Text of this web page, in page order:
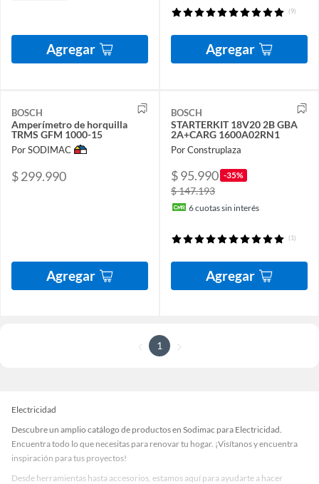
Agregar
(9)
Agregar
BOSCH
Amperímetro de horquilla
TRMS GFM 1000-15
Por SODIMAC
$ 299.990
Agregar
BOSCH
STARTERKIT 18V20 2B GBA
2A+CARG 1600A02RN1
Por Construplaza
$ 95.990 -35%
$ 147.193
6cuotas sin interés
(1)
Agregar
1
Electricidad
Descubre un amplio catálogo de productos en Sodimac para Electricidad.
Encuentra todo lo que necesitas para renovar tu hogar. ¡Visítanos y encuentra
inspiración para tus proyectos!
Desde herramientas hasta accesorios, estamos aquí para ayudarte a hacer